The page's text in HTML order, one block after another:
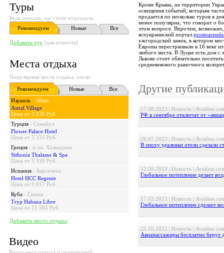
Туры
Куда поехать, где стоит отдохнуть
Рекомендуем
Новые Все
Добавить тур (для агентств)
Места отдыха
Популярные места отдыха, отели
Рекомендуем
Новые
Все
Израиль - Эйлат
Astral Village
Цена от 3 636 Руб.
Турция - Стамбул
Flower Palace Hotel
Цена от 3 333 Руб.
Греция - п-ов. Халкидики
Sithonia Thalasso & Spa
Цена от 5 939 Руб.
Испания - Барселона
Hotel HCC Regente
Цена от 9 817 Руб.
Куба - Гавана
Tryp Habana Libre
Цена от 11 502 Руб.
Добавить место отдыха
Видео
Кроме Крыма, на территории
освещения событий, которым
продается по несколько туров в
менее популярна, что говорит о
этом вопросе. Впрочем,
всеукраинский портал
ужгородский замок, в котором
Европы перестраивали в 16 веке
любого места. В Луцке есть дом с
Львове стоит обязательно
средневекового рыночного
Другие
17.08.2023 | Новость |
РФ в сентябре отключат от
26.07.2023 | Новость |
В эпоху удаленки отели сделали
12.06.2023 | Новость |
Глобальное потепление делает
17.03.2023 | Новость |
Глобальное потепление сделает
25.10.2022 | Новость |
Авиапассажиры бесплатно